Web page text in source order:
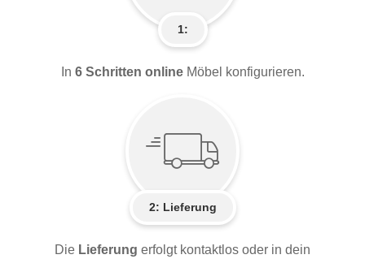
1:
In 6 Schritten online Möbel konfigurieren.
2: Lieferung
Die Lieferung erfolgt kontaktlos oder in dein